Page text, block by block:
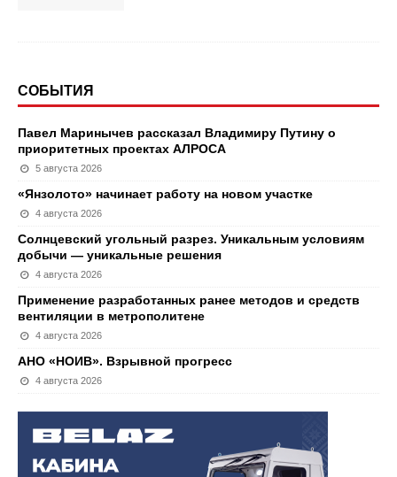
СОБЫТИЯ
Павел Маринычев рассказал Владимиру Путину о
приоритетных проектах АЛРОСА
5 августа 2026
«Янзолото» начинает работу на новом участке
4 августа 2026
Солнцевский угольный разрез. Уникальным условиям
добычи — уникальные решения
4 августа 2026
Применение разработанных ранее методов и средств
вентиляции в метрополитене
4 августа 2026
АНО «НОИВ». Взрывной прогресс
4 августа 2026